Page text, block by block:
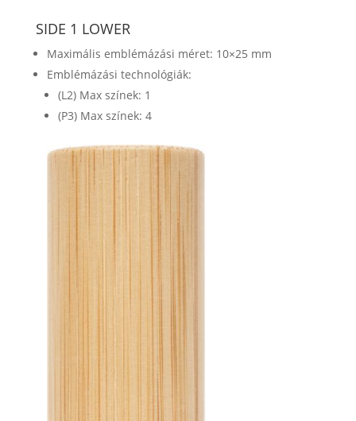
SIDE 1 LOWER
Maximális emblémázási méret: 10×25 mm
Emblémázási technológiák:
(L2) Max színek: 1
(P3) Max színek: 4